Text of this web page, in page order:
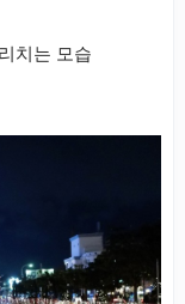
치는 모습